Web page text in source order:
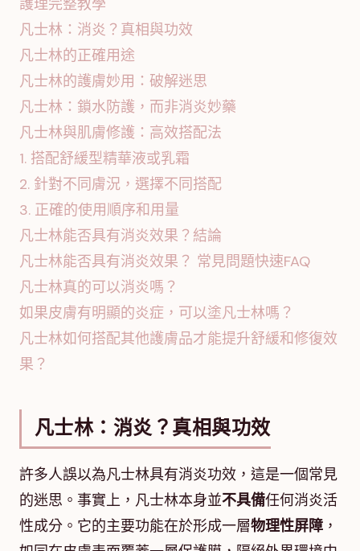
護理完整教學
凡士林：消炎？真相與功效
凡士林的正確用途
凡士林的護膚妙用：破解迷思
凡士林：鎖水防護，而非消炎妙藥
凡士林與肌膚修護：高效搭配法
1. 搭配舒緩型精華液或乳霜
2. 針對不同膚況，選擇不同搭配
3. 正確的使用順序和用量
凡士林能否具有消炎效果？結論
凡士林能否具有消炎效果？ 常見問題快速FAQ
凡士林真的可以消炎嗎？
如果皮膚有明顯的炎症，可以塗凡士林嗎？
凡士林如何搭配其他護膚品才能提升舒緩和修復效
果？
凡士林：消炎？真相與功效
許多人誤以為凡士林具有消炎功效，這是一個常見
的迷思。事實上，凡士林本身並不具備任何消炎活
性成分。它的主要功能在於形成一層物理性屏障 ，